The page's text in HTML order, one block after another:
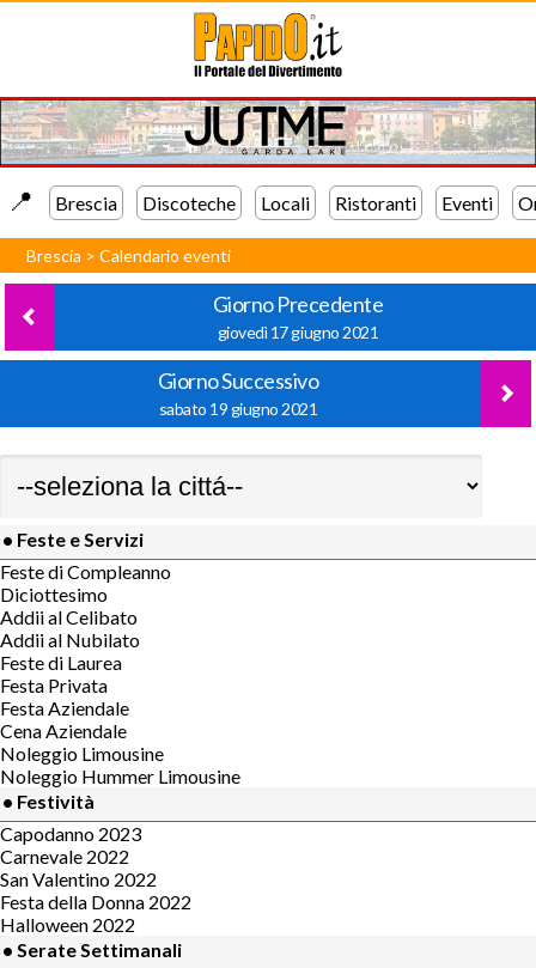
📍️ Brescia Discoteche Locali Ristoranti Eventi
Brescia >Calendario eventi
Giorno Precedente
giovedì 17 giugno 2021
Giorno Successivo
sabato 19 giugno 2021
• Feste e Servizi
Feste di Compleanno
Diciottesimo
Addii al Celibato
Addii al Nubilato
Feste di Laurea
Festa Privata
Festa Aziendale
Cena Aziendale
Noleggio Limousine
Noleggio Hummer Limousine
• Festività
Capodanno 2023
Carnevale 2022
San Valentino 2022
Festa della Donna 2022
Halloween 2022
• Serate Settimanali